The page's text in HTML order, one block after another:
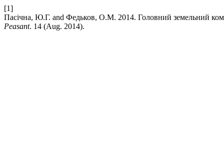
[1]
Пасічна, Ю.Г. and Федьков, О.М. 2014. Головний земельний
Peasant. 14 (Aug. 2014).